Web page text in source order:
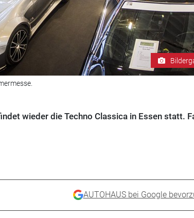
wieder die Techno Classica in Essen statt.
AUTOHAUS bei Google